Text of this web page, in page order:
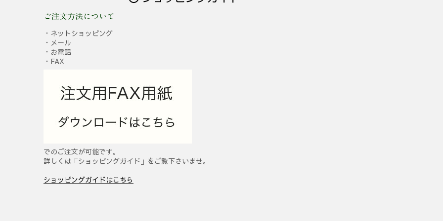
ご注文方法について
・ネットショッピング
・メール
・お電話
・FAX
でのご注文が可能です。
詳しくは「ショッピングガイド」をご覧下さいませ。
ショッピングガイドはこちら